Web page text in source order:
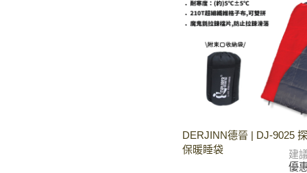
DERJINN德晉 | DJ-9025
保暖睡袋
建
優